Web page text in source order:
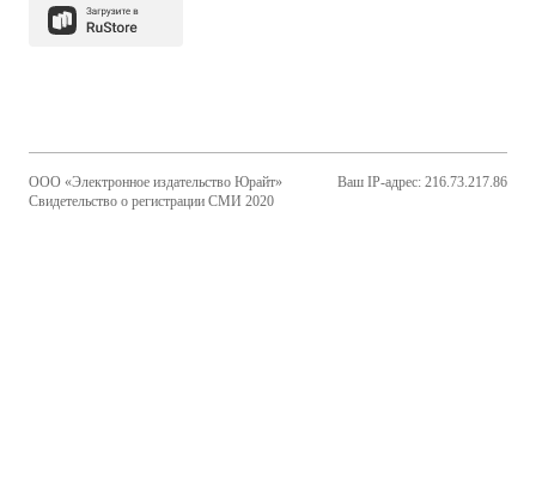
ООО «Электронное издательство Юрайт»
Свидетельство о регистрации СМИ 2020
Ваш IP-адрес: 216.73.217.86